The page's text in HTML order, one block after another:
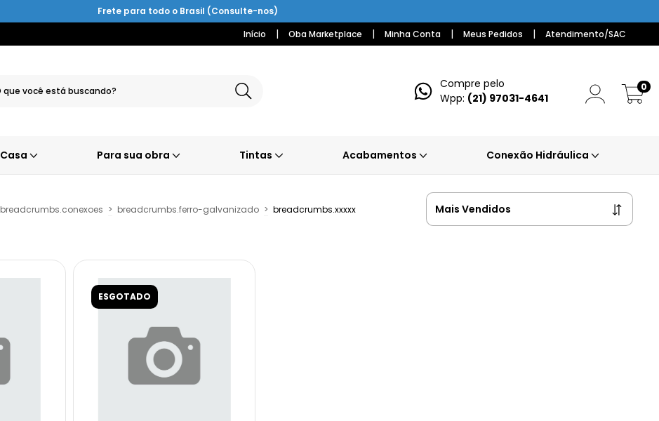
Frete para todo o Brasil (Consulte-nos)
Início
| Oba Marketplace | Minha Conta | Meus Pedidos | Atendimento/SAC
Compre pelo
Wpp: (21) 97031-4641
0
Casa Para sua obra Tintas Acabamentos Conexão Hidráulica
breadcrumbs.conexoes > breadcrumbs.ferro-galvanizado > breadcrumbs.xxxxx
ESGOTADO